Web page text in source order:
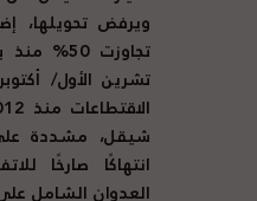
ويرفض تحويلها،
تجاوزت
شيقل، مشددة
انتهاكًا صارخًا
العدوان الشامل